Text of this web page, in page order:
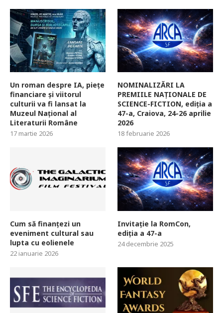
Un roman despre IA, piețe
financiare și viitorul
culturii va fi lansat la
Muzeul Național al
Literaturii Române
17 martie 2026
NOMINALIZĂRI LA
PREMIILE NAȚIONALE DE
SCIENCE-FICTION, ediția a
47-a, Craiova, 24-26 aprilie
2026
18 februarie 2026
Cum să finanțezi un
eveniment cultural sau
lupta cu eolienele
22 ianuarie 2026
Invitație la RomCon,
ediția a 47-a
24 decembrie 2025